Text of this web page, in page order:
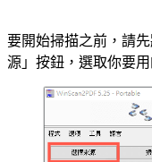
要開始掃描之前，請
源」按鈕，選取你要用